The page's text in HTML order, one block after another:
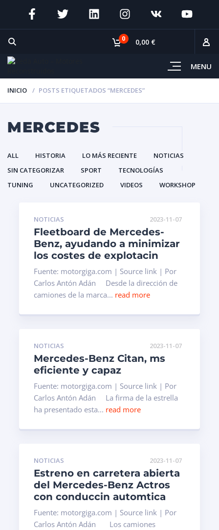
MENU
0 0,00 €
INICIO POSTS ETIQUETADOS “MERCEDES”
MERCEDES
ALL HISTORIA LO MÁS RECIENTE
NOTICIAS
SIN CATEGORIZAR
SPORT
TECNOLOGÍAS
TUNING
UNCATEGORIZED VIDEOS WORKSHOP
NOTICIAS 2023-11-07
Fleetboard de Mercedes-
Benz, ayudando a minimizar
los costes de explotacin
Fuente: motorgiga.com | Source link | Por
Carlos Antón Adán Desde la dirección de
camiones de la marca... read more
NOTICIAS 2023-11-07
Mercedes-Benz Citan, ms
eficiente y capaz
Fuente: motorgiga.com | Source link | Por
Carlos Antón Adán La firma de la estrella
ha presentado esta... read more
NOTICIAS 2023-11-07
Estreno en carretera abierta
del Mercedes-Benz Actros
con conduccin automtica
Fuente: motorgiga.com | Source link | Por
Carlos Antón Adán Los camiones